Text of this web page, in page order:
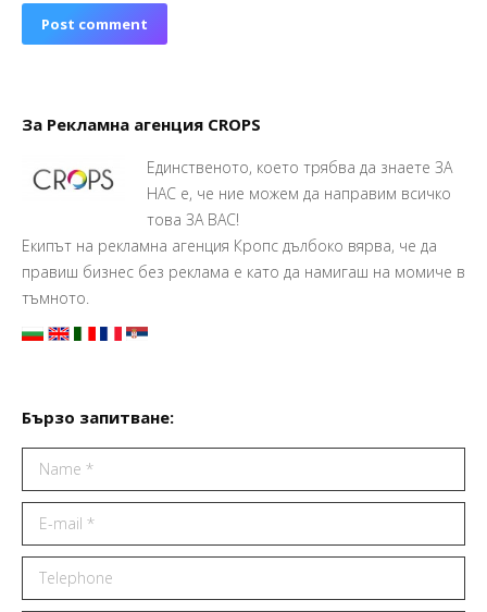
Post comment
За Рекламна агенция CROPS
Единственото, което трябва да знаете ЗА
НАС е, че ние можем да направим всичко
това ЗА ВАС!
Екипът на рекламна агенция Кропс дълбоко вярва, че да
правиш бизнес без реклама е като да намигаш на момиче в
тъмното.
Бързо запитване:
Name *
E-mail *
Telephone